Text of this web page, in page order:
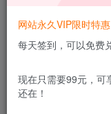
此内容为付费资源，
网站永久VIP限时特惠
每天签到，可以免费
现在只需要99元，可
还在！